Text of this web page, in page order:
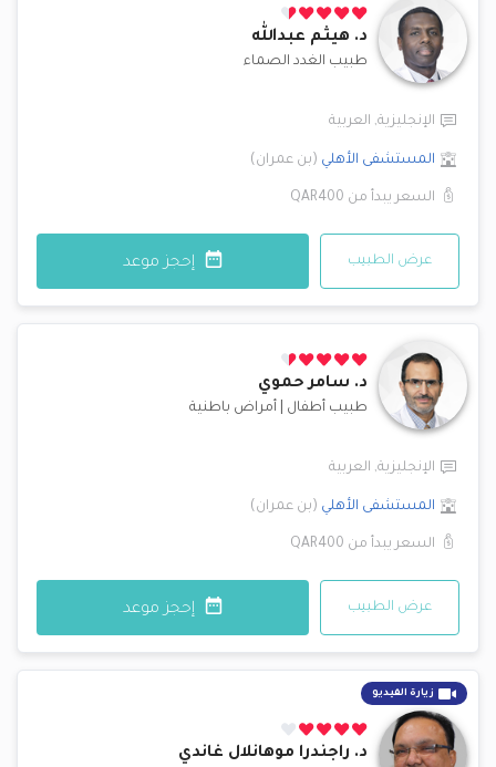
د. هيثم عبدالله
طبيب الغدد الصماء
الإنجليزية, العربية
المستشفى الأهلي (بن عمران)
السعر يبدأ من QAR400
عرض الطبيب إحجز موعد
د. سامر حموي
طبيب أطفال أمراض باطنية
الإنجليزية, العربية
المستشفى الأهلي (بن عمران)
السعر يبدأ من QAR400
عرض الطبيب إحجز موعد
زيارة الفيديو
د. راجندرا موهانلال غاندي